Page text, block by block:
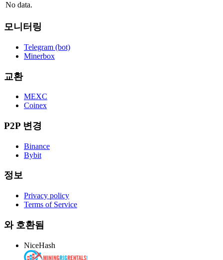
No data.
모니터링
Telegram (bot)
Minerbox
교환
MEXC
Coinex
P2P 변경
Binance
Bybit
정보
Privacy policy
Terms of Service
와 호환됨
NiceHash